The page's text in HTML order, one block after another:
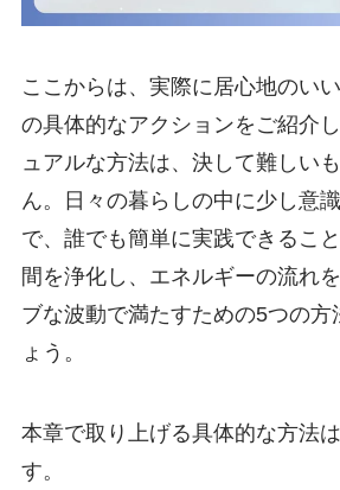
ここからは、実際に居心地のい
の具体的なアクションをご紹介
ュアルな方法は、決して難しい
ん。日々の暮らしの中に少し意
で、誰でも簡単に実践できるこ
間を浄化し、エネルギーの流れ
ブな波動で満たすための5つの方
ょう。
本章で取り上げる具体的な方法
す。